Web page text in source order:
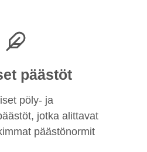
päästöt
pöly- ja
jotka alittavat
päästönormit